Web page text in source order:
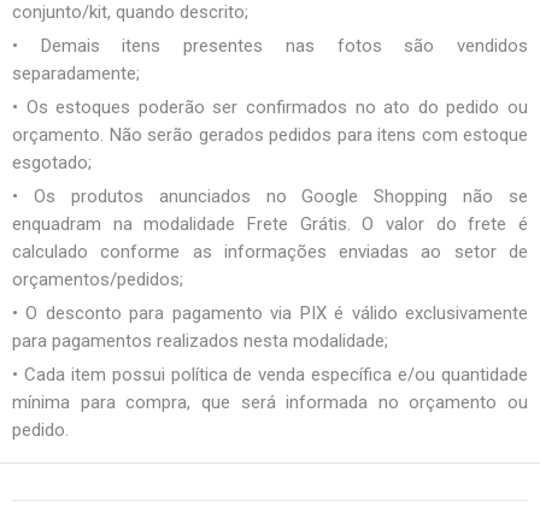
conjunto/kit, quando descrito;
• Demais itens presentes nas fotos são vendidos
separadamente;
• Os estoques poderão ser confirmados no ato do pedido ou
orçamento. Não serão gerados pedidos para itens com estoque
esgotado;
• Os produtos anunciados no Google Shopping não se
enquadram na modalidade Frete Grátis. O valor do frete é
calculado conforme as informações enviadas ao setor de
orçamentos/pedidos;
• O desconto para pagamento via PIX é válido exclusivamente
para pagamentos realizados nesta modalidade;
• Cada item possui política de venda específica e/ou quantidade
mínima para compra, que será informada no orçamento ou
pedido.